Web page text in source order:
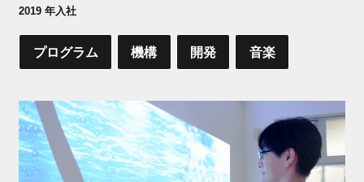
2019 年入社
プログラム 機構 開発 音楽